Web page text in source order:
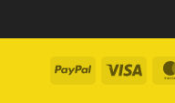
PayPal Visa